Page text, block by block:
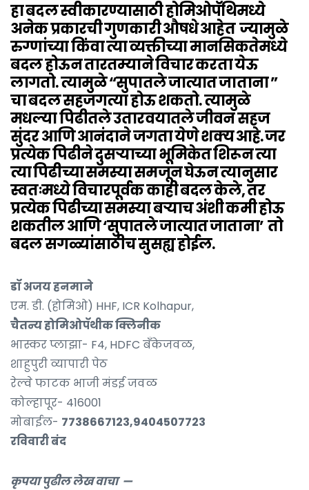
हा बदल स्वीकारण्यासाठी होमिओपॅथिमध्ये
अनेक प्रकारची गुणकारी औषधे आहेत ज्यामुळे
रुग्णांच्या किंवा त्या व्यक्तीच्या मानसिकतेमध्ये
बदल होऊन तारतम्याने विचार करता येऊ
लागतो. त्यामुळे “सुपातले जात्यात जाताना ”
चा बदल सहजगत्या होऊ शकतो. त्यामुळे
मधल्या पिढीतले उतारवयातले जीवन सहज
सुंदर आणि आनंदाने जगता येणे शक्य आहे. जर
प्रत्येक पिढीने दुसऱ्याच्या भूमिकेत शिरून त्या
त्या पिढीच्या समस्या समजून घेऊन त्यानुसार
स्वतःमध्ये विचारपूर्वक काही बदल केले, तर
प्रत्येक पिढीच्या समस्या बऱ्याच अंशी कमी होऊ
शकतील आणि ‘सुपातले जात्यात जाताना’ तो
बदल सगळ्यांसाठीच सुसह्य होईल.
डॉ अजय हनमाने
एम. डी. (होमिओ) HHF, ICR Kolhapur,
चैतन्य होमिओपॅथीक क्लिनीक
भास्कर प्लाझा- F4, HDFC बॅंकेजवळ,
शाहुपुरी व्यापारी पेठ
रेल्वे फाटक भाजी मंडई जवळ
कोल्हापूर- 416001
मोबाईल- 7738667123,9404507723
रविवारी बंद
कृपया पुढील लेख वाचा —